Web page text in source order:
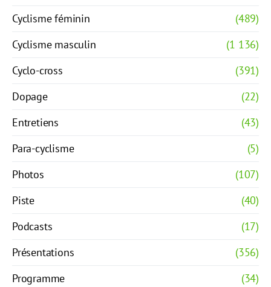
Cyclisme féminin
(489)
Cyclisme masculin
(1 136)
Cyclo-cross
(391)
Dopage
(22)
Entretiens
(43)
Para-cyclisme
(5)
Photos
(107)
Piste
(40)
Podcasts
(17)
Présentations
(356)
Programme
(34)